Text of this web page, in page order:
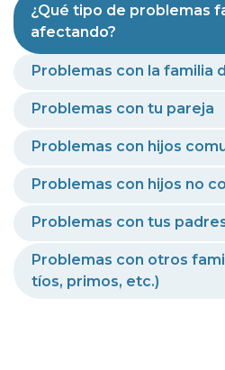
¿Qué tipo de problemas
afectando?
Problemas con la familia
Problemas con tu pareja
Problemas con hijos
Problemas con hijos no
Problemas con tus
Problemas con otros
tíos, primos, etc.)